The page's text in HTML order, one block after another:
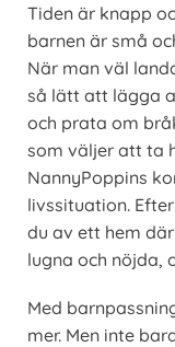
Tiden är knapp
barnen är små
När man väl
så lätt att lägga
och prata om
som väljer att ta
NannyPoppins
livssituation.
du av ett hem
lugna och nöjda,
Med
mer. Men inte